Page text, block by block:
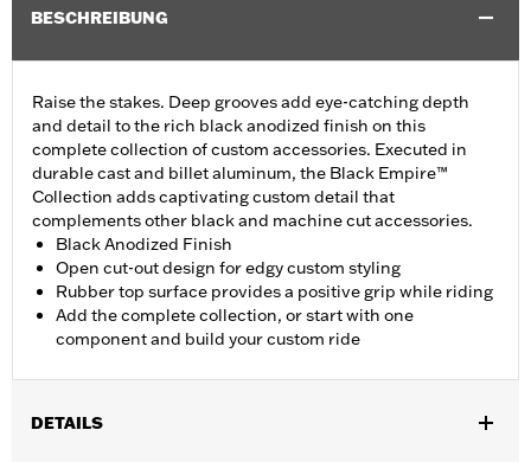
BESCHREIBUNG
Raise the stakes. Deep grooves add eye-catching depth
and detail to the rich black anodized finish on this
complete collection of custom accessories. Executed in
durable cast and billet aluminum, the Black Empire™
Collection adds captivating custom detail that
complements other black and machine cut accessories.
Black Anodized Finish
Open cut-out design for edgy custom styling
Rubber top surface provides a positive grip while riding
Add the complete collection, or start with one
component and build your custom ride
DETAILS